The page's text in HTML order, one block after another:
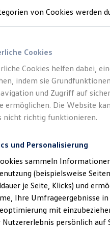
und
Angebote
Leasing
Gebrauchtwagen-Leasing
Leasing
Leasing
ohne Anzahlung
mit Schlussrate
und Garantien
Versicherung
Class bei Volkswagen
von Cookies werden
Cookies
Cookies helfen dabei,
indem sie
und Zugriff auf
ermöglichen. Die Website
nicht richtig funktionieren.
und Personalisierung
sammeln
(beispielsweise
je Seite, Klicks) und
Ihre Umfrageergebnisse in
mit
Nutzererlebnis persönlich auf